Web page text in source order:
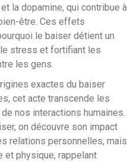
la dopamine, qui contribue à
être. Ces effets
le baiser détient un
stress et fortifiant les
les gens.
exactes du baiser
cet acte transcende les
nos interactions humaines.
on découvre son impact
relations personnelles, mais
et physique, rappelant